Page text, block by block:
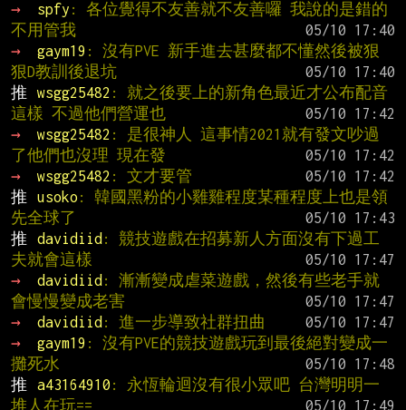
→
spfy : 各位覺得不友善就不友善囉 我說的是錯的
不用管我
→
gaym19 : 沒有PVE 新手進去甚麼都不懂然後被狠
狠D教訓後退坑
推
wsgg25482 : 就之後要上的新角色最近才公布配音
這樣 不過他們營運也
→
wsgg25482 : 是很神人 這事情2021就有發文吵過
了他們也沒理 現在發
→
wsgg25482 : 文才要管
推
usoko : 韓國黑粉的小雞雞程度某種程度上也是領
先全球了
推
davidiid : 競技遊戲在招募新人方面沒有下過工
夫就會這樣
→
davidiid : 漸漸變成虐菜遊戲，然後有些老手就
會慢慢變成老害
→
davidiid : 進一步導致社群扭曲
→
gaym19 : 沒有PVE的競技遊戲玩到最後絕對變成一
攤死水
推
a43164910 : 永恆輪迴沒有很小眾吧 台灣明明一
堆人在玩==